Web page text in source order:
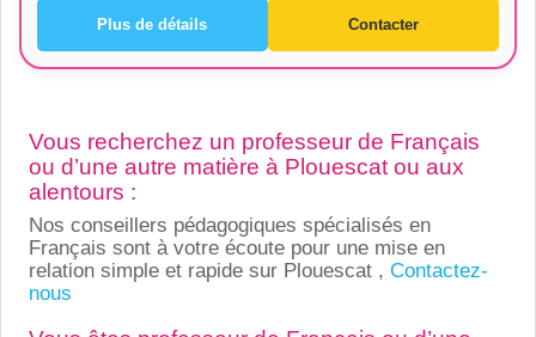
Plus de détails Contacter
Vous recherchez un professeur de Français
ou d’une autre matière à Plouescat ou aux
alentours :
Nos conseillers pédagogiques spécialisés en
Français sont à votre écoute pour une mise en
relation simple et rapide sur Plouescat , Contactez-
nous